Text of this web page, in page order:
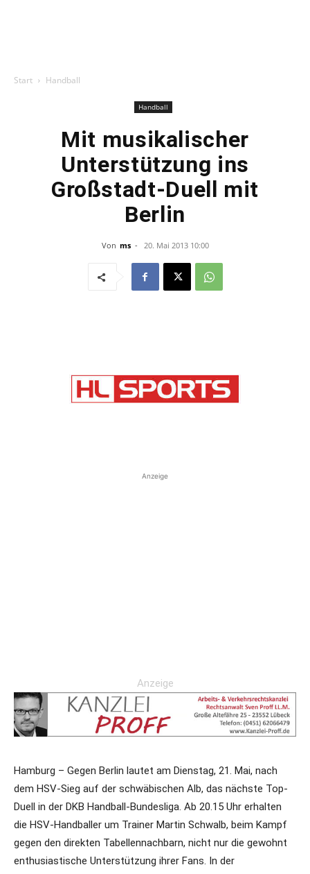
Start Handball
Handball
Mit musikalischer
Unterstützung ins
Großstadt-Duell mit
Berlin
Von ms - 20. Mai 2013 10:00
Anzeige
Anzeige
Hamburg – Gegen Berlin lautet am Dienstag, 21. Mai, nach
dem HSV-Sieg auf der schwäbischen Alb, das nächste Top-
Duell in der DKB Handball-Bundesliga. Ab 20.15 Uhr erhalten
die HSV-Handballer um Trainer Martin Schwalb, beim Kampf
gegen den direkten Tabellennachbarn, nicht nur die gewohnt
enthusiastische Unterstützung ihrer Fans. In der